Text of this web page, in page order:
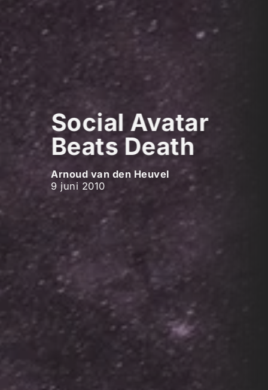
Social Avatar
Beats Death
Arnoud van den Heuvel
9 juni 2010